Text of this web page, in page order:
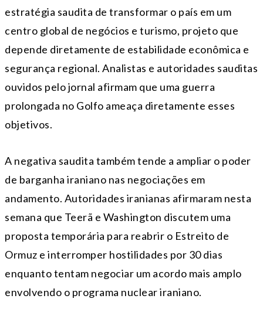
estratégia saudita de transformar o país em um
centro global de negócios e turismo, projeto que
depende diretamente de estabilidade econômica e
segurança regional. Analistas e autoridades sauditas
ouvidos pelo jornal afirmam que uma guerra
prolongada no Golfo ameaça diretamente esses
objetivos.
A negativa saudita também tende a ampliar o poder
de barganha iraniano nas negociações em
andamento. Autoridades iranianas afirmaram nesta
semana que Teerã e Washington discutem uma
proposta temporária para reabrir o Estreito de
Ormuz e interromper hostilidades por 30 dias
enquanto tentam negociar um acordo mais amplo
envolvendo o programa nuclear iraniano.